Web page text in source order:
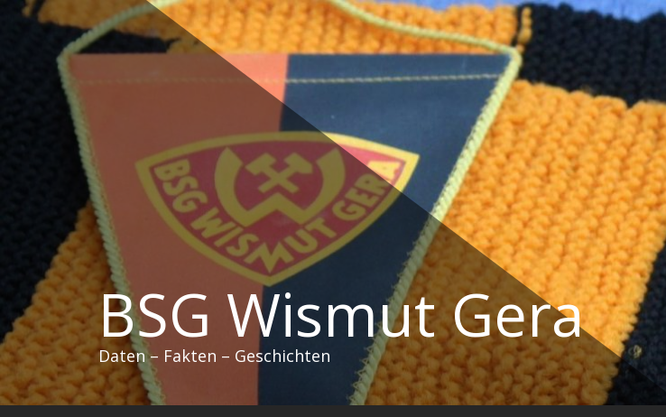
Zum
springen
BSG Wismut Gera
Daten – Fakten – Geschichten